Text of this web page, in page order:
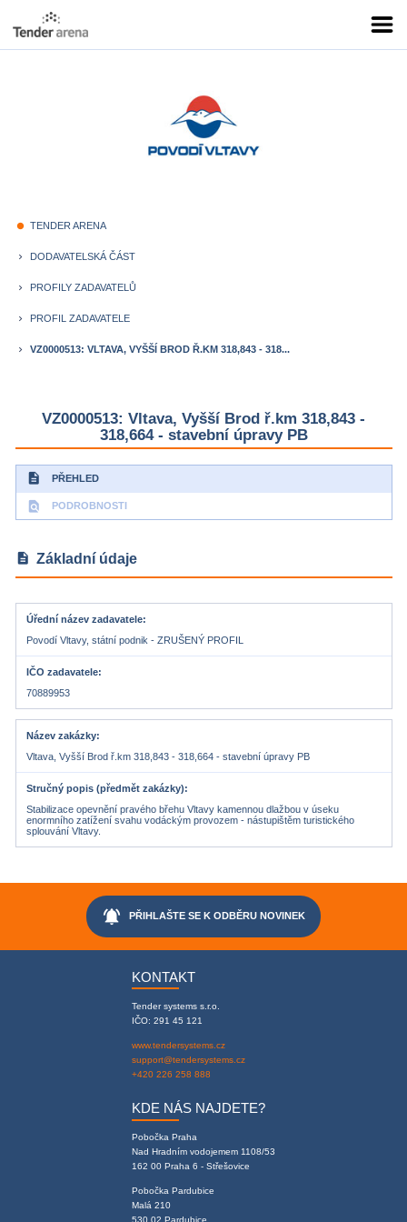
fiber_manual_record TENDER ARENA
keyboard_arrow_right DODAVATELSKÁ ČÁST
keyboard_arrow_right PROFILY ZADAVATELŮ
keyboard_arrow_right PROFIL ZADAVATELE
keyboard_arrow_right VZ0000513: VLTAVA, VYŠŠÍ BROD Ř.KM 318,843 - 318...
VZ0000513: Vltava, Vyšší Brod ř.km 318,843 -
318,664 - stavební úpravy PB
description PŘEHLED
find_in_page PODROBNOSTI
description Základní údaje
Úřední název zadavatele
Povodí Vltavy, státní podnik - ZRUŠENÝ PROFIL
IČO zadavatele
70889953
Název zakázky
Vltava, Vyšší Brod ř.km 318,843 - 318,664 - stavební úpravy PB
Stručný popis (předmět zakázky)
Stabilizace opevnění pravého břehu Vltavy kamennou dlažbou v úseku
enormního zatížení svahu vodáckým provozem - nástupištěm turistického
splouvání Vltavy.
notifications_active PŘIHLAŠTE SE K ODBĚRU NOVINEK
KONTAKT
Tender systems s.r.o.
IČO: 291 45 121
www.tendersystems.cz
support@tendersystems.cz
+420 226 258 888
KDE NÁS NAJDETE?
Pobočka Praha
Nad Hradním vodojemem 1108/53
162 00 Praha 6 - Střešovice
Pobočka Pardubice
Malá 210
530 02 Pardubice